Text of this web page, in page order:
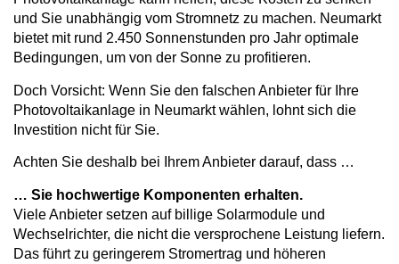
und Sie unabhängig vom Stromnetz zu machen. Neumarkt
bietet mit rund 2.450 Sonnenstunden pro Jahr optimale
Bedingungen, um von der Sonne zu profitieren.
Doch Vorsicht: Wenn Sie den falschen Anbieter für Ihre
Photovoltaikanlage in Neumarkt wählen, lohnt sich die
Investition nicht für Sie.
Achten Sie deshalb bei Ihrem Anbieter darauf, dass …
… Sie hochwertige Komponenten erhalten.
Viele Anbieter setzen auf billige Solarmodule und
Wechselrichter, die nicht die versprochene Leistung liefern.
Das führt zu geringerem Stromertrag und höheren